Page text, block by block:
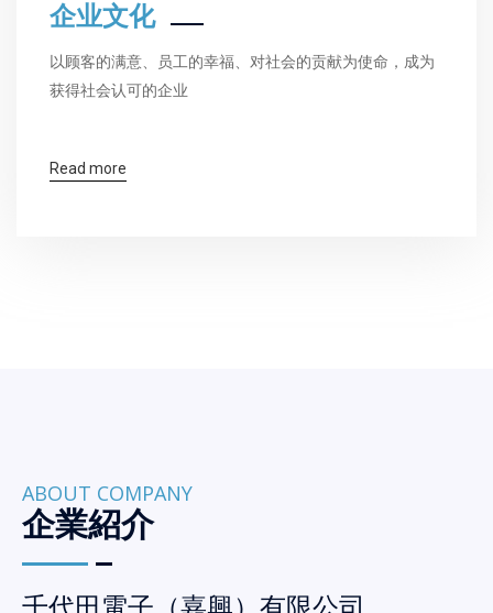
企业文化
以顾客的满意、员工的幸福、对社会的贡献为使命，成为
获得社会认可的企业
Read more
ABOUT COMPANY
企業紹介